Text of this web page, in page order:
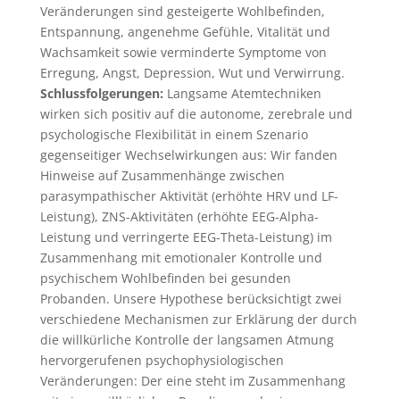
Veränderungen sind gesteigerte Wohlbefinden,
Entspannung, angenehme Gefühle, Vitalität und
Wachsamkeit sowie verminderte Symptome von
Erregung, Angst, Depression, Wut und Verwirrung.
Schlussfolgerungen: Langsame Atemtechniken
wirken sich positiv auf die autonome, zerebrale und
psychologische Flexibilität in einem Szenario
gegenseitiger Wechselwirkungen aus: Wir fanden
Hinweise auf Zusammenhänge zwischen
parasympathischer Aktivität (erhöhte HRV und LF-
Leistung), ZNS-Aktivitäten (erhöhte EEG-Alpha-
Leistung und verringerte EEG-Theta-Leistung) im
Zusammenhang mit emotionaler Kontrolle und
psychischem Wohlbefinden bei gesunden
Probanden. Unsere Hypothese berücksichtigt zwei
verschiedene Mechanismen zur Erklärung der durch
die willkürliche Kontrolle der langsamen Atmung
hervorgerufenen psychophysiologischen
Veränderungen: Der eine steht im Zusammenhang